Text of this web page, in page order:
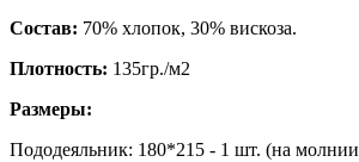
Состав: 70% хлопок, 30% вискоза.
Плотность: 135гр./м2
Размеры:
Пододеяльник: 180*215 - 1 шт. (на